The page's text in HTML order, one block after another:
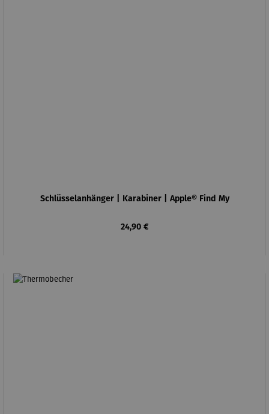
Schlüsselanhänger | Karabiner | Apple® Find My
Regulärer Preis:
24,90 €